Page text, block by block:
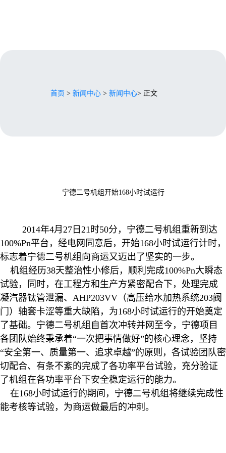
首页 > 新闻中心 > 新闻中心> 正文
宁德二号机组开始168小时试运行
2014年4月 27 日 21时50分，宁德二号机组重新到达
100%Pn平台，经电网同意后，开始168小时试运行计时，
标志着宁德二号机组向商运又迈出了坚实的一步。
机组经历38天整治性小修后，顺利完成100%Pn大瞬态
试验，同时，在工程方和生产方紧密配合下，处理完成
凝汽器钛管泄漏、 AHP203VV（高压给水加热系统203阀
门） 轴套卡涩等重大缺陷，为168小时试运行的开始奠定
了基础。宁德二号机组自首次冲转并网至今，宁德项目
各团队始终秉承着“一次把事情做好”的核心理念，坚持
“安全第一、质量第一、追求卓越”的原则，各试验团队密
切配合、有条不紊的完成了各功率平台试验，充分验证
了机组在各功率平台下安全稳定运行的能力。
在168小时试运行的期间，宁德二号机组将继续完成性
能考核等试验，为商运做最后的冲刺。